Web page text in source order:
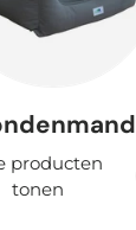
producten
tonen